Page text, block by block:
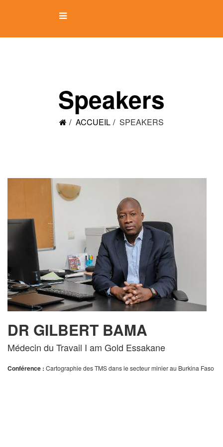
Speakers
ACCUEIL SPEAKERS
DR GILBERT BAMA
Médecin du Travail I am Gold Essakane
Conférence : Cartographie des TMS dans le secteur minier au Burkina Faso